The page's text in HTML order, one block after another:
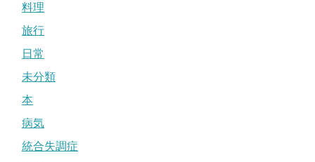
料理
旅行
日常
未分類
本
病気
統合失調症